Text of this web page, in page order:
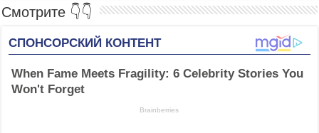
Смотрите 👇👇